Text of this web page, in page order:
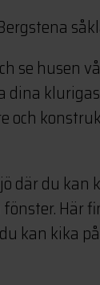
se husen
dina
och
där du kan
Här
kan kika